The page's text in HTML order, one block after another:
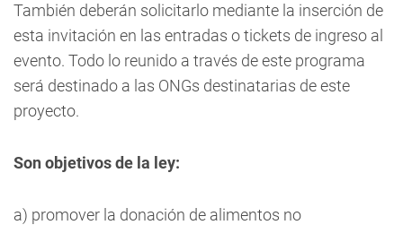
También deberán solicitarlo mediante la inserción de
esta invitación en las entradas o tickets de ingreso al
evento. Todo lo reunido a través de este programa
será destinado a las ONGs destinatarias de este
proyecto.
Son objetivos de la ley:
a) promover la donación de alimentos no